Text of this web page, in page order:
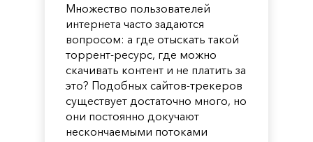
Множество пользователей
интернета часто задаются
вопросом: а где отыскать такой
торрент-ресурс, где можно
скачивать контент и не платить за
это? Подобных сайтов-трекеров
существует достаточно много, но
они постоянно докучают
нескончаемыми потоками